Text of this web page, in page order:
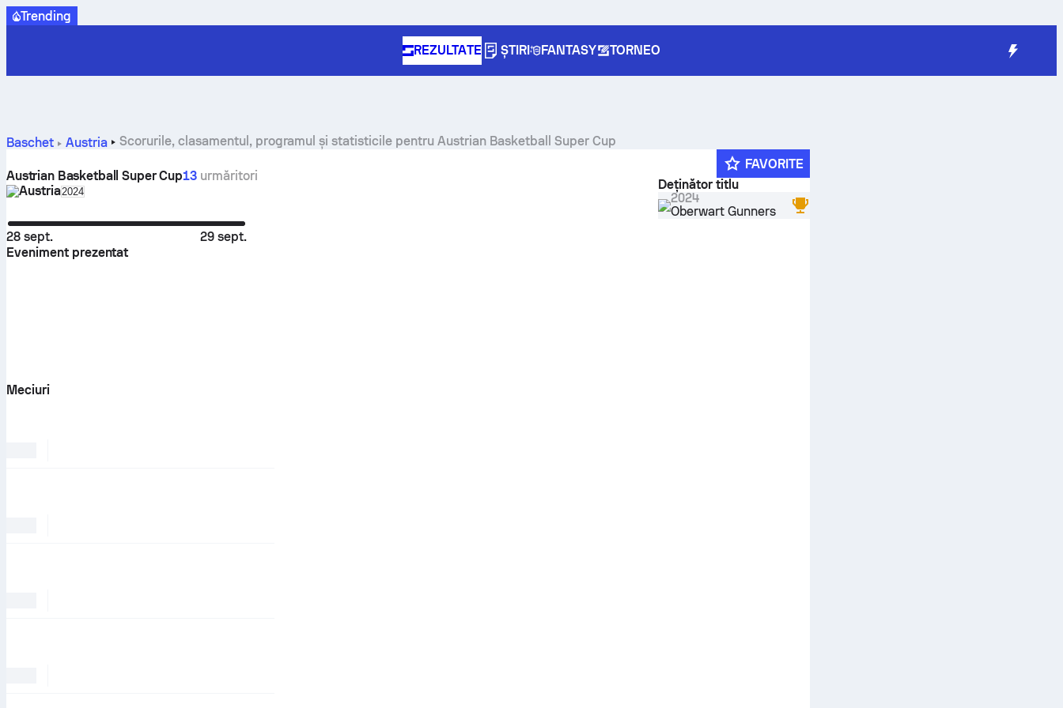
Trending
REZULTATE ȘTIRI FANTASY TORNEO
Baschet Austria Scorurile, clasamentul, programul și statisticile pentru Austrian Basketball Super Cup
Austrian Basketball Super Cup13urmăritori
AustriaSelect season in unique tournament header
2024
FAVORITE
Deținător titlu
2024
Oberwart Gunners
28 sept.
29 sept.
Eveniment prezentat
Meciuri